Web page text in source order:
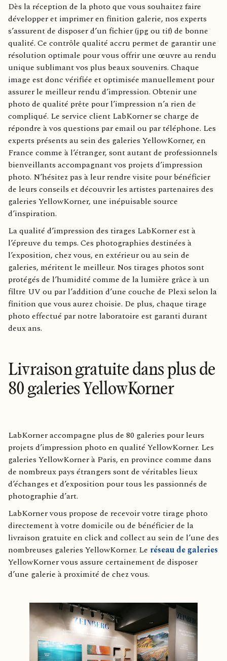
Dès la réception de la photo que vous souhaitez faire
développer et imprimer en finition galerie, nos experts
s’assurent de disposer d’un fichier (jpg ou tif) de bonne
qualité. Ce contrôle qualité accru permet de garantir une
résolution optimale pour vous offrir une œuvre au rendu
unique sublimant vos plus beaux souvenirs. Chaque
image est donc vérifiée et optimisée manuellement pour
assurer le meilleur rendu d’impression. Obtenir une
photo de qualité prête pour l’impression n’a rien de
compliqué. Le service client LabKorner se charge de
répondre à vos questions par email ou par téléphone. Les
experts présents au sein des galeries YellowKorner, en
France comme à l’étranger, sont autant de professionnels
bienveillants accompagnant vos projets d’impression
photo. N’hésitez pas à leur rendre visite pour bénéficier
de leurs conseils et découvrir les artistes partenaires des
galeries YellowKorner, une inépuisable source
d’inspiration.
La qualité d’impression des tirages LabKorner est à
l’épreuve du temps. Ces photographies destinées à
l’exposition, chez vous, en extérieur ou au sein de
galeries, méritent le meilleur. Nos tirages photos sont
protégés de l’humidité comme de la lumière grâce à un
filtre UV ou par l’addition d’une couche de Plexi selon la
finition que vous aurez choisie. De plus, chaque tirage
photo effectué par notre laboratoire est garanti durant
deux ans.
Livraison gratuite dans plus de
80 galeries YellowKorner
LabKorner accompagne plus de 80 galeries pour leurs
projets d’impression photo en qualité YellowKorner. Les
galeries YellowKorner à Paris, en province comme dans
de nombreux pays étrangers sont de véritables lieux
d’échanges et d’exposition pour tous les passionnés de
photographie d’art.
LabKorner vous propose de recevoir votre tirage photo
directement à votre domicile ou de bénéficier de la
livraison gratuite en click and collect au sein de l’une des
nombreuses galeries YellowKorner. Le réseau de galeries
YellowKorner vous assure certainement de disposer
d’une galerie à proximité de chez vous.